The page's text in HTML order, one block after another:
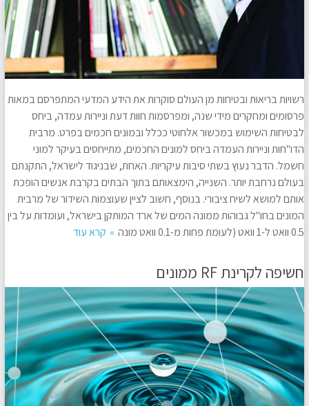
רשויות בריאות ובטיחות מן העולם סוקרות את הידע המדעי המתפרסם במאות
פרסומים ומחקרים מידי שנה, ומפרסמות חוות דעת וניירות עמדה, ביחס
לבטיחות השימוש במכשור אלחוטי ככלל ובמונים חכמים בפרט. מרבית
הדו"חות וניירות העמדה ביחס למונים החכמים, מתייחסים בעיקר למוני
חשמל. הדבר נעוץ בשתי סיבות עיקריות. האחת, שבניגוד לישראל, התקנתם
בעולם נרחבת יותר. השנייה, הימצאותם בתוך הבתים בקרבת אנשים הופכת
אותם למושא לשיח ציבורי. בנוסף, חשוב לציין שעוצמות השידור של מרבית
המונים בחו"ל גבוהות ממונה המים של ארד המותקן בישראל, ועומדות על בין
0.5 וואט ל-1 וואט (לעומת פחות מ-0.1 וואט מונה
קרא עוד
חשיפה לקרינת RF ממונים